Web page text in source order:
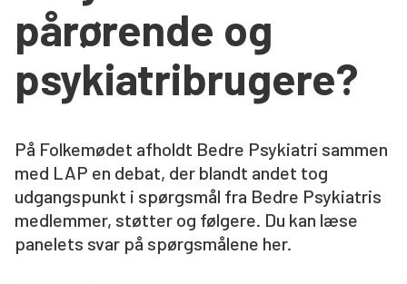
Støt os
pårørende og
psykiatribrugere?
På Folkemødet afholdt Bedre Psykiatri sammen
med LAP en debat, der blandt andet tog
udgangspunkt i spørgsmål fra Bedre Psykiatris
medlemmer, støtter og følgere. Du kan læse
panelets svar på spørgsmålene her.